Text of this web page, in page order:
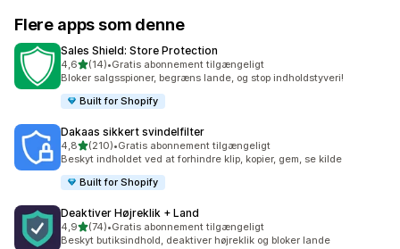
Flere apps som denne
Sales Shield: Store Protection
4,6ud af 5 stjerner
(14)
14 anmeldelser i alt
•Gratis abonnement tilgængeligt
Bloker salgsspioner, begræns lande, og stop indholdstyveri!
Built for Shopify
Dakaas sikkert svindelfilter
4,8ud af 5 stjerner
(210)
210 anmeldelser i alt
•Gratis abonnement tilgængeligt
Beskyt indholdet ved at forhindre klip, kopier, gem, se kilde
Built for Shopify
Deaktiver Højreklik + Land
4,9ud af 5 stjerner
(74)
74 anmeldelser i alt
•Gratis abonnement tilgængeligt
Beskyt butiksindhold, deaktiver højreklik og bloker lande